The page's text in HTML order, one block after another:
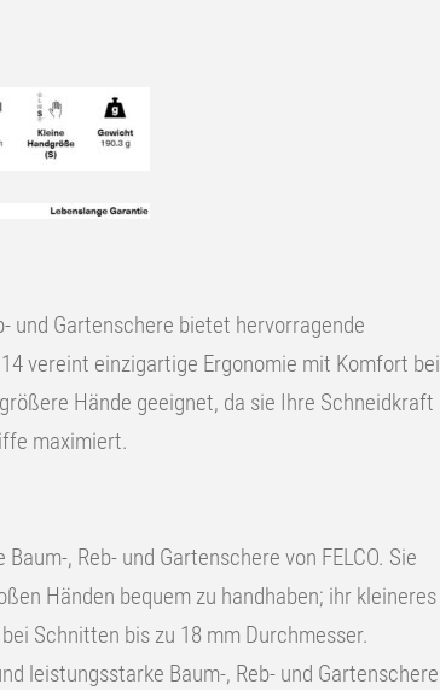
und Gartenschere bietet hervorragende
vereint einzigartige Ergonomie mit Komfort bei
Hände geeignet, da sie Ihre Schneidkraft
maximiert.
, Reb- und Gartenschere von FELCO. Sie
Händen bequem zu handhaben; ihr kleineres
Schnitten bis zu 18 mm Durchmesser.
leistungsstarke Baum-, Reb- und Gartenschere